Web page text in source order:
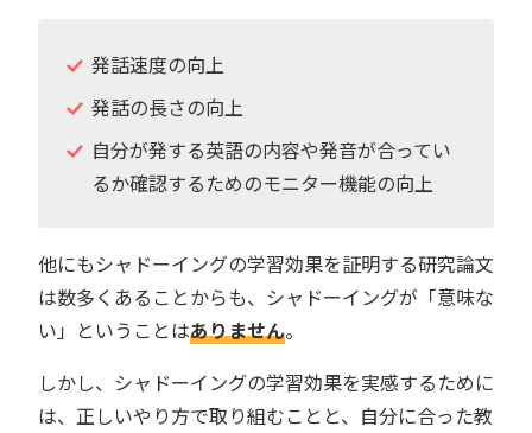
発話速度の向上
発話の長さの向上
自分が発する英語の内容や発音が合ってい
るか確認するためのモニター機能の向上
他にもシャドーイングの学習効果を証明する研究論文
は数多くあることからも、シャドーイングが「意味な
い」ということはありません。
しかし、シャドーイングの学習効果を実感するために
は、正しいやり方で取り組むことと、自分に合った教